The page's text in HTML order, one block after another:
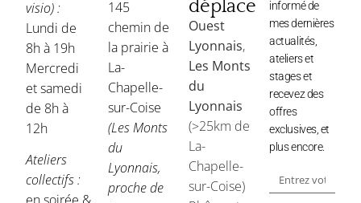
visio) :
Lundi de
8h à 19h
Mercredi
et samedi
de 8h à
12h
Ateliers
collectifs :
145
chemin de
la prairie à
La-
Chapelle-
sur-Coise
(Les Monts
du
Lyonnais,
proche de
déplace
Ouest
Lyonnais,
Les Monts
du
Lyonnais
(>25km de
La-
Chapelle-
sur-Coise)
informé de
mes dernières
actualités,
ateliers et
stages et
recevez des
offres
exclusives, et
plus encore.